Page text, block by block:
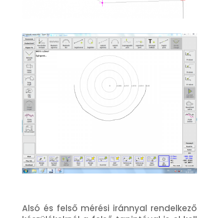
Alsó és felső mérési iránnyal rendelkező